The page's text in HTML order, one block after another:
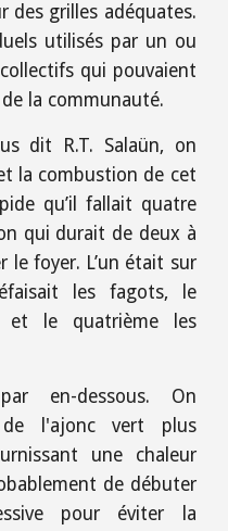
des grilles adéquates.
utilisés par un ou
qui pouvaient
la communauté.
dit R.T. Salaün, on
la combustion de cet
qu’il fallait quatre
qui durait de deux à
le foyer. L’un était sur
les fagots, le
et le quatrième les
en-dessous. On
l'ajonc vert plus
une chaleur
de débuter
pour éviter la